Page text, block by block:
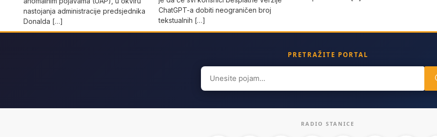
nastojanja administracije predsjednika
Donalda […]
ChatGPT-a dobiti neograničen broj
tekstualnih […]
PRETRAŽITE PORTAL
Search
for:
RADIO STANICE